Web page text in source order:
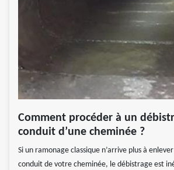
Comment procéder à un
conduit d’une cheminée ?
Si un ramonage classique n’arrive plus à
conduit de votre cheminée, le débistrage est